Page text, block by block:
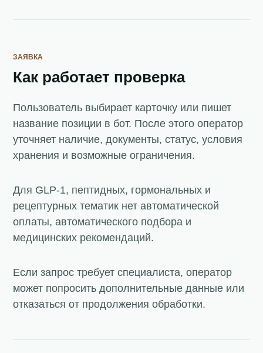
ЗАЯВКА
Как работает проверка
Пользователь выбирает карточку или пишет
название позиции в бот. После этого оператор
уточняет наличие, документы, статус, условия
хранения и возможные ограничения.
Для GLP-1, пептидных, гормональных и
рецептурных тематик нет автоматической
оплаты, автоматического подбора и
медицинских рекомендаций.
Если запрос требует специалиста, оператор
может попросить дополнительные данные или
отказаться от продолжения обработки.